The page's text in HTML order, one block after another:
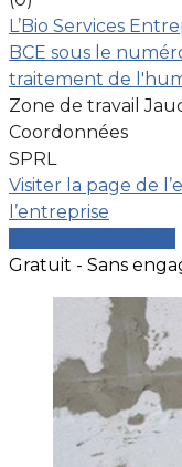
L’Bio Services
BCE sous le
traitement de
Zone de travail
Coordonnées
SPRL
Visiter la page de
l’entreprise
Gratuit - Sans